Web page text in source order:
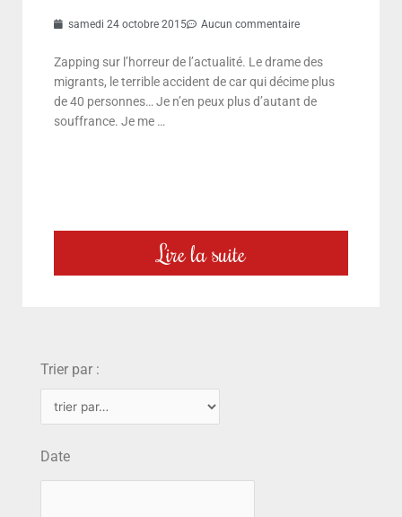
samedi 24 octobre 2015 Aucun commentaire
Zapping sur l’horreur de l’actualité. Le drame des
migrants, le terrible accident de car qui décime plus
de 40 personnes… Je n’en peux plus d’autant de
souffrance. Je me …
Lire la suite
Trier par :
Date